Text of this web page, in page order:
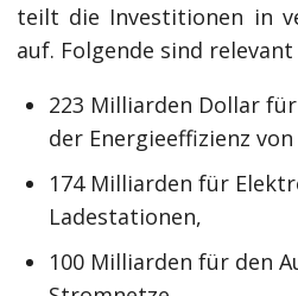
teilt die Investitionen in
auf. Folgende sind
223 Milliarden Dollar
der Energieeffizienz
174 Milliarden für
Ladestationen,
100 Milliarden für den